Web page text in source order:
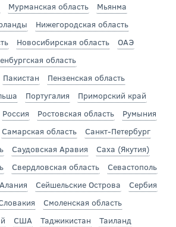
Мурманская область
Мьянма
Нижегородская область
Новосибирская область
ОАЭ
область
Пакистан
Пензенская область
Португалия
Приморский край
Россия Ростовская область
Румыния
Самарская область
Санкт-Петербург
Саудовская Аравия
Саха (Якутия)
Свердловская область
Севастополь
Сейшельские Острова
Сербия
Смоленская область
США Таджикистан
Таиланд